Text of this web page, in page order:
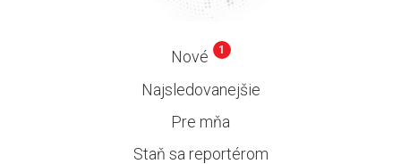
Nové 1
Najsledovanejšie
Pre mňa
Staň sa reportérom